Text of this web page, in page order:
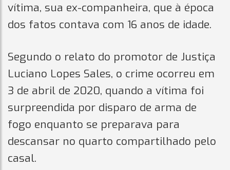
vítima, sua ex-companheira, que à época
dos fatos contava com 16 anos de idade.
Segundo o relato do promotor de Justiça
Luciano Lopes Sales, o crime ocorreu em
3 de abril de 2020, quando a vítima foi
surpreendida por disparo de arma de
fogo enquanto se preparava para
descansar no quarto compartilhado pelo
casal.